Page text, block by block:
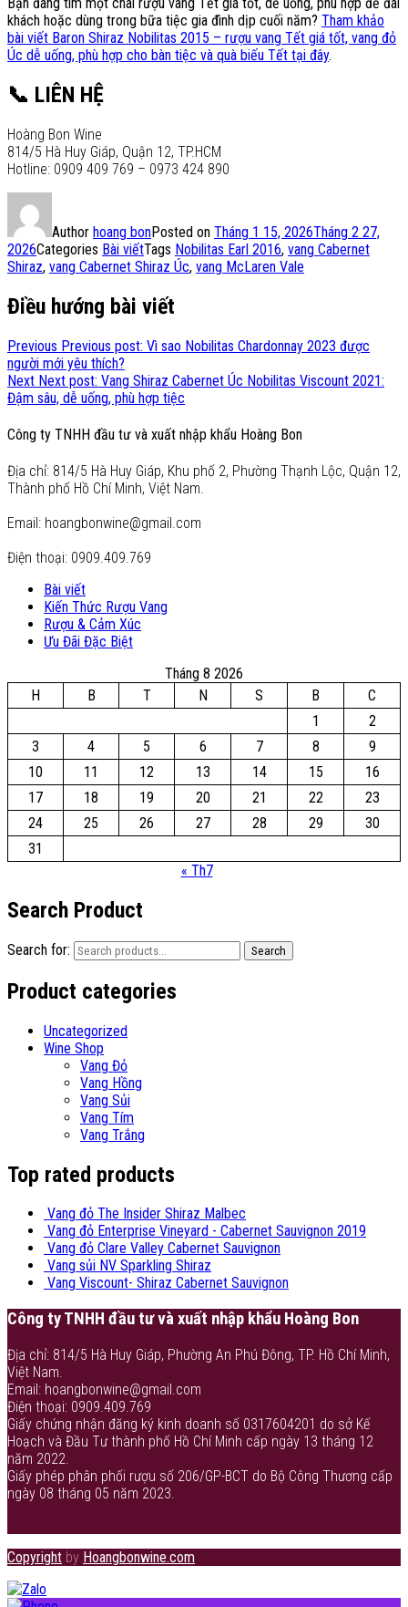
khách hoặc dùng trong bữa tiệc gia đình dịp cuối năm? Tham khảo
bài viết Baron Shiraz Nobilitas 2015 – rượu vang Tết giá tốt, vang đỏ
Úc dễ uống, phù hợp cho bàn tiệc và quà biếu Tết tại đây.
📞 LIÊN HỆ
Hoàng Bon Wine
814/5 Hà Huy Giáp, Quận 12, TP.HCM
Hotline: 0909 409 769 – 0973 424 890
Author hoang bonPosted on Tháng 1 15, 2026Tháng 2 27,
2026Categories Bài viếtTags Nobilitas Earl 2016, vang Cabernet
Shiraz, vang Cabernet Shiraz Úc, vang McLaren Vale
Điều hướng bài viết
Previous Previous post: Vì sao Nobilitas Chardonnay 2023 được
người mới yêu thích?
Next Next post: Vang Shiraz Cabernet Úc Nobilitas Viscount 2021:
Đậm sâu, dễ uống, phù hợp tiệc
Công ty TNHH đầu tư và xuất nhập khẩu Hoàng Bon
Địa chỉ: 814/5 Hà Huy Giáp, Khu phố 2, Phường Thạnh Lộc, Quận 12,
Thành phố Hồ Chí Minh, Việt Nam.
Email: hoangbonwine@gmail.com
Điện thoại: 0909.409.769
Bài viết
Kiến Thức Rượu Vang
Rượu & Cảm Xúc
Ưu Đãi Đặc Biệt
Tháng 8 2026
H
B T N S B
C
1
2
3
4 5 6 7 8
9
10
11 12 13 14 15
16
17
18 19 20 21 22
23
24
25 26 27 28 29
30
31
« Th7
Search Product
Search for: Search
Product categories
Uncategorized
Wine Shop
Vang Đỏ
Vang Hồng
Vang Sủi
Vang Tím
Vang Trắng
Top rated products
Vang đỏ The Insider Shiraz Malbec
Vang đỏ Enterprise Vineyard - Cabernet Sauvignon 2019
Vang đỏ Clare Valley Cabernet Sauvignon
Vang sủi NV Sparkling Shiraz
Vang Viscount- Shiraz Cabernet Sauvignon
Công ty TNHH đầu tư và xuất nhập khẩu Hoàng Bon
Địa chỉ: 814/5 Hà Huy Giáp, Phường An Phú Đông, TP. Hồ Chí Minh,
Việt Nam.
Email: hoangbonwine@gmail.com
Điện thoại: 0909.409.769
Giấy chứng nhận đăng ký kinh doanh số 0317604201 do sở Kế
Hoạch và Đầu Tư thành phố Hồ Chí Minh cấp ngày 13 tháng 12
năm 2022.
Giấy phép phân phối rượu số 206/GP-BCT do Bộ Công Thương cấp
ngày 08 tháng 05 năm 2023.
Copyright by Hoangbonwine.com